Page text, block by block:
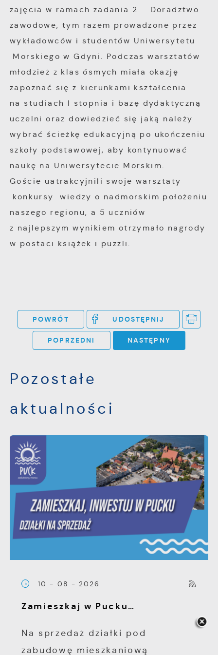
zajęcia w ramach zadania 2 – Doradztwo
zawodowe, tym razem prowadzone przez
wykładowców i studentów Uniwersytetu
Morskiego w Gdyni. Podczas warsztatów
młodzież z klas ósmych miała okazję
zapoznać się z kierunkami kształcenia
na studiach I stopnia i bazę dydaktyczną
uczelni oraz dowiedzieć się jaką należy
wybrać ścieżkę edukacyjną po ukończeniu
szkoły podstawowej, aby kontynuować
naukę na Uniwersytecie Morskim.
Goście uatrakcyjnili swoje warsztaty
konkursy wiedzy o nadmorskim położeniu
naszego regionu, a 5 uczniów
z najlepszym wynikiem otrzymało nagrody
w postaci książek i puzzli.
POWRÓT UDOSTĘPNIJ
POPRZEDNI NASTĘPNY
Pozostałe
aktualności
10 - 08 - 2026
Zamieszkaj w Pucku…
Na sprzedaż działki pod
zabudowę mieszkaniową
treści w postaci wiadomości, ofert,
komunikatów mediów społecznościowych.